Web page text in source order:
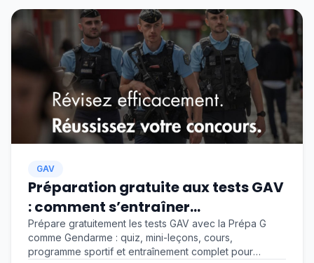
GAV
Préparation gratuite aux tests GAV
: comment s’entraîner
efficacement pour devenir
gendarme adjoint volontaire
Prépare gratuitement les tests GAV avec la Prépa G
comme Gendarme : quiz, mini-leçons, cours,
programme sportif et entraînement complet pour